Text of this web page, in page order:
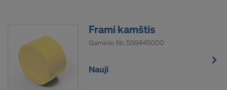
Frami kamštis
Gaminio Nr. 588445000
Nauji